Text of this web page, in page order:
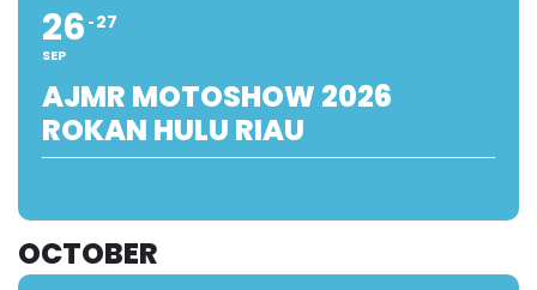
26
SEP
27
AJMR MOTOSHOW 2026
ROKAN HULU RIAU
OCTOBER